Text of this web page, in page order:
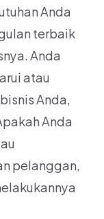
Anda
terbaik
Anda
atau
Anda,
Anda
pelanggan,